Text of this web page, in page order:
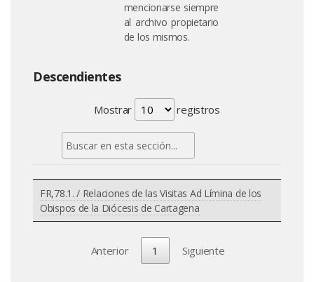
mencionarse siempre
al archivo propietario
de los mismos.
Descendientes
Mostrar registros
FR,78.1. / Relaciones de las Visitas Ad Límina de los
Obispos de la Diócesis de Cartagena
Anterior 1 Siguiente